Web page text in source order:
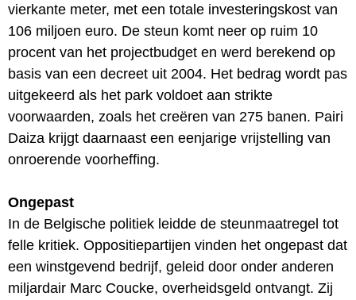
vierkante meter, met een totale investeringskost van
106 miljoen euro. De steun komt neer op ruim 10
procent van het projectbudget en werd berekend op
basis van een decreet uit 2004. Het bedrag wordt pas
uitgekeerd als het park voldoet aan strikte
voorwaarden, zoals het creëren van 275 banen. Pairi
Daiza krijgt daarnaast een eenjarige vrijstelling van
onroerende voorheffing.
Ongepast
In de Belgische politiek leidde de steunmaatregel tot
felle kritiek. Oppositiepartijen vinden het ongepast dat
een winstgevend bedrijf, geleid door onder anderen
miljardair Marc Coucke, overheidsgeld ontvangt. Zij